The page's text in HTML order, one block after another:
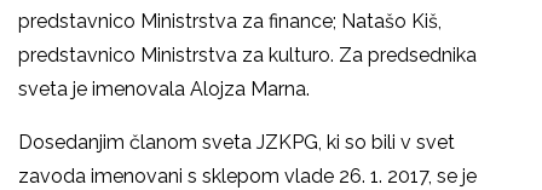
predstavnico Ministrstva za finance; Natašo Kiš,
predstavnico Ministrstva za kulturo. Za predsednika
sveta je imenovala Alojza Marna.
Dosedanjim članom sveta JZKPG, ki so bili v svet
zavoda imenovani s sklepom vlade 26. 1. 2017, se je